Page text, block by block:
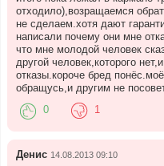
отходило),возращаемся
не сделаем.хотя дают
написали почему они мне
что мне молодой человек
другой человек,которого
отказы.короче бред
обращусь,и другим не
0 1
Денис 14.08.2013 09:10